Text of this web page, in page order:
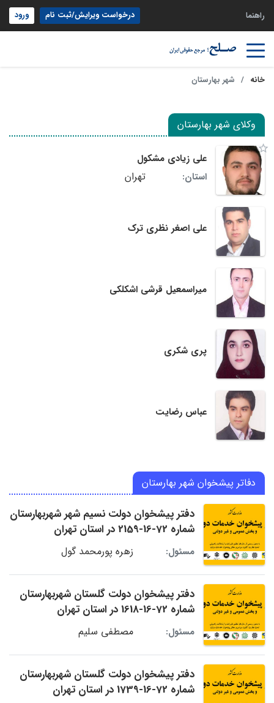
راهنما درخواست ویرایش/ثبت نام ورود
خانه شهر بهارستان
وکلای شهر بهارستان
علی زیادی مشکول
استان:
تهران
علی اصغر نظری ترک
میراسمعیل قرشی اشکلکی
پری شکری
عباس رضایت
دفاتر پیشخوان شهر بهارستان
دفتر پیشخوان دولت نسیم شهر شهربهارستان
شماره 72-16-2159 در استان تهران
مسئول: زهره پورمحمد گول
دفتر پیشخوان دولت گلستان شهربهارستان
شماره 72-16-1618 در استان تهران
مسئول: مصطفی سلیم
دفتر پیشخوان دولت گلستان شهربهارستان
شماره 72-16-1739 در استان تهران